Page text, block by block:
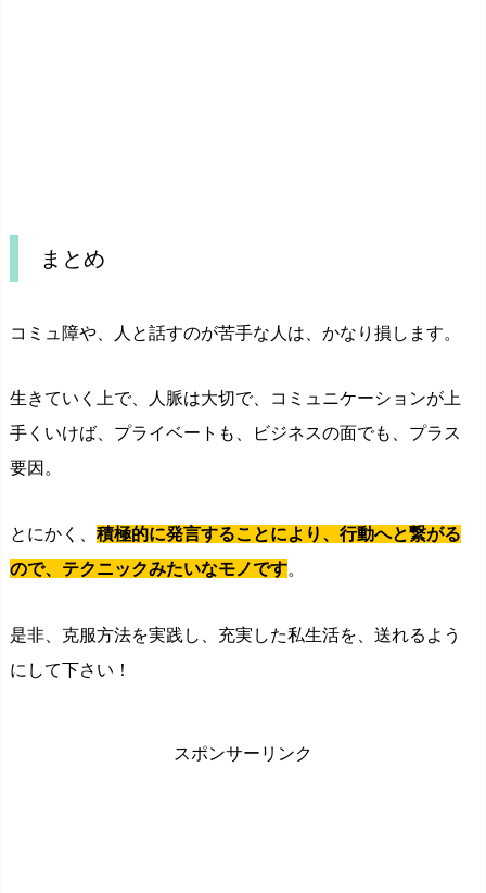
まとめ
コミュ障や、人と話すのが苦手な人は、かなり損します。
生きていく上で、人脈は大切で、コミュニケーションが上
手くいけば、プライベートも、ビジネスの面でも、プラス
要因。
とにかく、 積極的に発言することにより、行動へと繋がる
ので、テクニックみたいなモノです。
是非、克服方法を実践し、充実した私生活を、送れるよう
にして下さい！
スポンサーリンク